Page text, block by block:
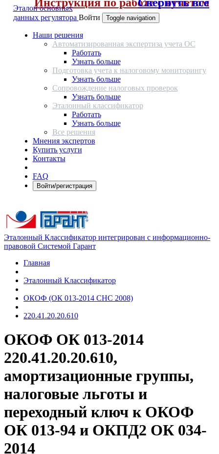
Эталон основных
данных регулятора Войти Toggle navigation
Наши решения
Автоматизированная экспертиза учета ОС
Работать
Узнать больше
Подготовка учета к налоговому мониторингу
Узнать больше
Сопровождение налоговых проверок
Узнать больше
Эталонный классификатор
Работать
Узнать больше
Все решения
Мнения экспертов
Купить услуги
Контакты
FAQ
Войти/регистрация
Эталонный Классификатор интегрирован с информационно-
правовой Системой Гарант
Главная
Эталонный Классификатор
ОКОФ (ОК 013-2014 СНС 2008)
220.41.20.20.610
ОКОФ ОК 013-2014
220.41.20.20.610,
амортизационные группы,
налоговые льготы и
переходный ключ к ОКОФ
ОК 013-94 и ОКПД2 ОК 034-
2014